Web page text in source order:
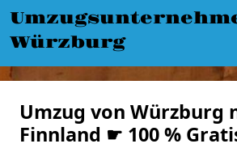
Würzburg
Umzug von Würzburg
Finnland ☛ 100 %